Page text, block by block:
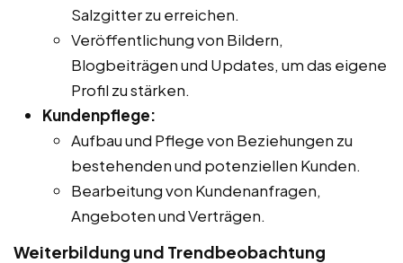
Salzgitter zu erreichen.
Veröffentlichung von Bildern,
Blogbeiträgen und Updates, um das eigene
Profil zu stärken.
Kundenpflege:
Aufbau und Pflege von Beziehungen zu
bestehenden und potenziellen Kunden.
Bearbeitung von Kundenanfragen,
Angeboten und Verträgen.
Weiterbildung und Trendbeobachtung